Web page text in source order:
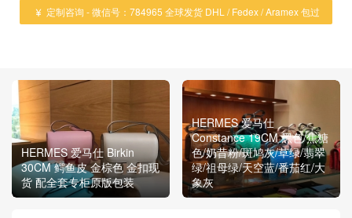
 定制咨询 - 微信号：784965 全球发货 DHL / Fedex / Aramex 包过
HERMES 爱马仕 Birkin
30CM 鳄鱼皮 金棕色 金扣现
货 配全套专柜原版包装
HERMES 爱马仕
Constance 19CM 黑色/焦糖
色/奶昔粉/斑鸠灰/草绿/翡翠
绿/祖母绿/天空蓝/番茄红/大
象灰